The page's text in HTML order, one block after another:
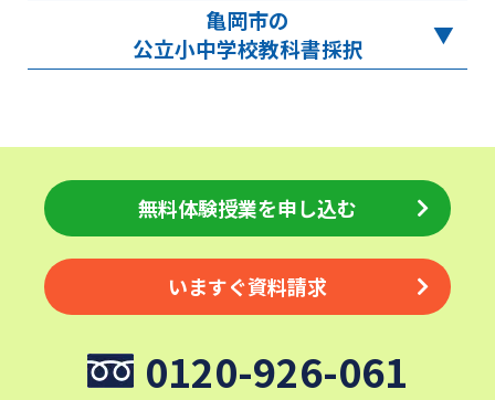
亀岡市の
公立小中学校教科書採択
無料体験授業を申し込む
いますぐ資料請求
0120-926-061